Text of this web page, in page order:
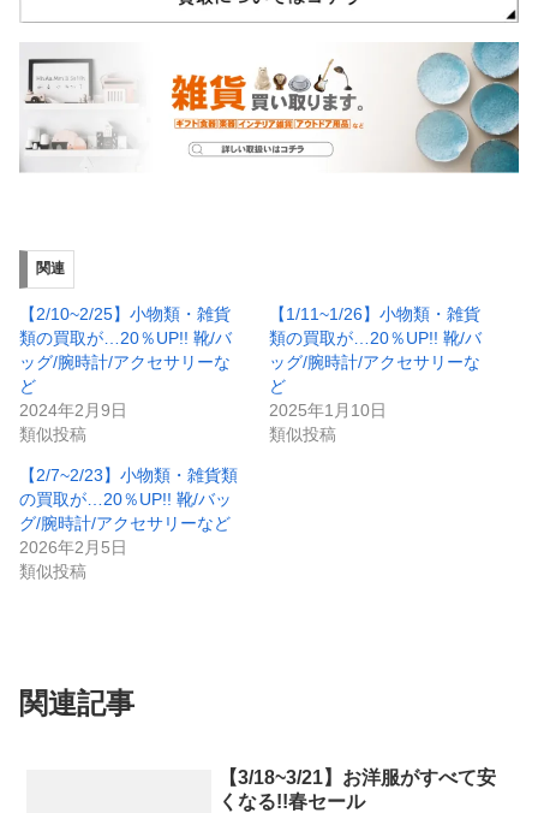
関連
【2/10~2/25】小物類・雑貨
類の買取が…20％UP!! 靴/バ
ッグ/腕時計/アクセサリーな
ど
2024年2月9日
類似投稿
【1/11~1/26】小物類・雑貨
類の買取が…20％UP!! 靴/バ
ッグ/腕時計/アクセサリーな
ど
2025年1月10日
類似投稿
【2/7~2/23】小物類・雑貨類
の買取が…20％UP!! 靴/バッ
グ/腕時計/アクセサリーなど
2026年2月5日
類似投稿
関連記事
【3/18~3/21】お洋服がすべて安
くなる!!春セール